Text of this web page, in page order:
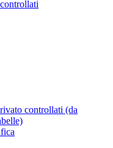
controllati (da